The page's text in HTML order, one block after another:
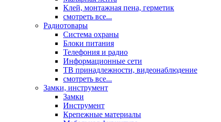
Клей, монтажная пена, герметик
смотреть все...
Радиотовары
Система охраны
Блоки питания
Телефония и радио
Информационные сети
ТВ принадлежности, видеонаблюдение
смотреть все...
Замки, инструмент
Замки
Инструмент
Крепежные материалы